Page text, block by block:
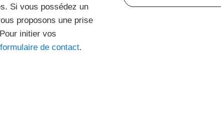
Si vous possédez un
proposons une prise
initier vos
formulaire de contact.